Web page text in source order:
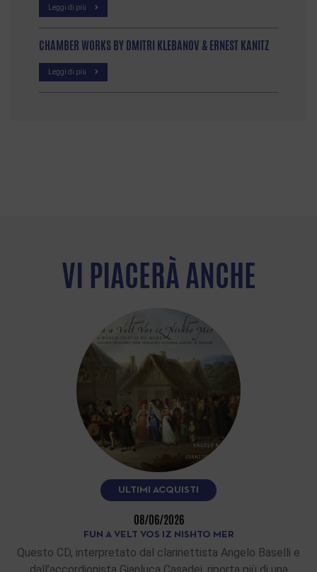
Leggi di più
CHAMBER WORKS BY DMITRI KLEBANOV & ERNEST KANITZ
Leggi di più
VI PIACERÀ ANCHE
ULTIMI ACQUISTI
08/06/2026
FUN A VELT VOS IZ NISHTO MER
Questo CD, interpretato dal clarinettista Angelo Baselli e